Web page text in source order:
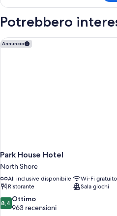
familiare
Potrebbero
Annuncio
Park House Hotel
North Shore
All inclusive disponibile
Wi-Fi gratuito
Ristorante
Sala giochi
8.4
su
8,4 Ottimo
963 recensioni
Park House Hotel